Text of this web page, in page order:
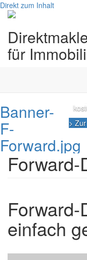
Direkt zum Inhalt
für
Banner-
F-
Forward.jpg
zu
>
Forward-
einfach